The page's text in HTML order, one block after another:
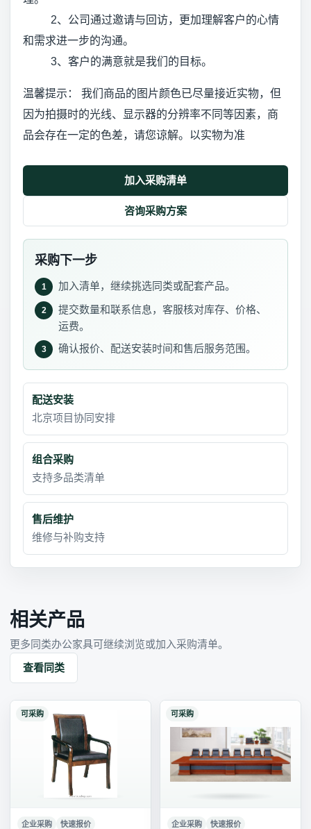
2、公司通过邀请与回访，更加理解客户的心情
和需求进一步的沟通。
3、客户的满意就是我们的目标。
温馨提示： 我们商品的图片颜色已尽量接近实物，但
因为拍摄时的光线、显示器的分辨率不同等因素，商
品会存在一定的色差，请您谅解。以实物为准
加入采购清单
咨询采购方案
采购下一步
1 加入清单，继续挑选同类或配套产品。
2
提交数量和联系信息，客服核对库存、价格、
运费。
3 确认报价、配送安装时间和售后服务范围。
配送安装
北京项目协同安排
组合采购
支持多品类清单
售后维护
维修与补购支持
相关产品
更多同类办公家具可继续浏览或加入采购清单。
查看同类
可采购
企业采购 快速报价
可采购
企业采购 快速报价